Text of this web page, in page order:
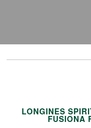
LONGINES
FUSIONA